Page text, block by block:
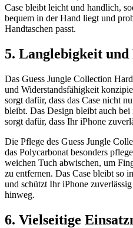
Case bleibt leicht und handlich,
bequem in der Hand liegt und
Handtaschen passt.
5. Langlebigkeit und
Das Guess Jungle Collection
und Widerstandsfähigkeit
sorgt dafür, dass das Case nicht
bleibt. Das Design bleibt auch
sorgt dafür, dass Ihr iPhone
Die Pflege des Guess Jungle
das Polycarbonat besonders
weichen Tuch abwischen, um
zu entfernen. Das Case bleibt so
und schützt Ihr iPhone
hinweg.
6. Vielseitige